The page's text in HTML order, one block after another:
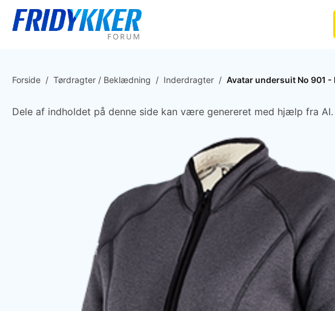
Forside / Tørdragter / Beklædning / Inderdragter / Avatar undersuit No 901 -
Dele af indholdet på denne side kan være genereret med hjælp fra AI.